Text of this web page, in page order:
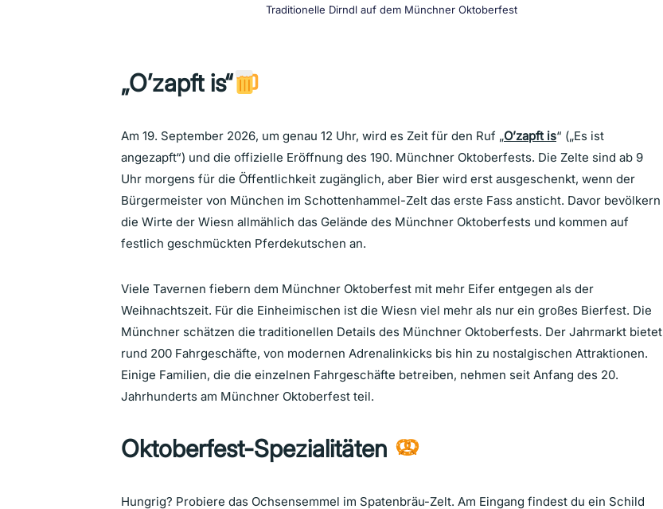
Traditionelle Dirndl auf dem Münchner Oktoberfest
„O’zapft is“
Am 19. September 2026, um genau 12 Uhr, wird es Zeit für den Ruf „O’zapft is“ („Es ist
angezapft“) und die offizielle Eröffnung des 190. Münchner Oktoberfests. Die Zelte sind ab 9
Uhr morgens für die Öffentlichkeit zugänglich, aber Bier wird erst ausgeschenkt, wenn der
Bürgermeister von München im Schottenhammel-Zelt das erste Fass ansticht. Davor bevölkern
die Wirte der Wiesn allmählich das Gelände des Münchner Oktoberfests und kommen auf
festlich geschmückten Pferdekutschen an.
Viele Tavernen fiebern dem Münchner Oktoberfest mit mehr Eifer entgegen als der
Weihnachtszeit. Für die Einheimischen ist die Wiesn viel mehr als nur ein großes Bierfest. Die
Münchner schätzen die traditionellen Details des Münchner Oktoberfests. Der Jahrmarkt bietet
rund 200 Fahrgeschäfte, von modernen Adrenalinkicks bis hin zu nostalgischen Attraktionen.
Einige Familien, die die einzelnen Fahrgeschäfte betreiben, nehmen seit Anfang des 20.
Jahrhunderts am Münchner Oktoberfest teil.
Oktoberfest-Spezialitäten
Hungrig? Probiere das Ochsensemmel im Spatenbräu-Zelt. Am Eingang findest du ein Schild